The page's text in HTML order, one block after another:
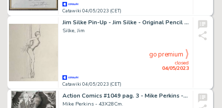
Catawiki 04/05/2023 (CET)
Jim Silke Pin-Up - Jim Silke - Original Pencil Drawing - Sexy Dancing Girl - Exemplaire unique - (2003)
Silke, Jim
Catawiki 04/05/2023 (CET)
closed
04/05/2023
go premium
Action Comics #1049 pag. 3 - Mike Perkins - Action Comics - Page volante - Exemplaire unique - (2023)
Mike Perkins - 43X28Cm.